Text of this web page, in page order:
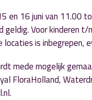
en 16 juni van 11.00
geldig. Voor kinderen
is inbegrepen,
mede mogelijk
FloraHolland,